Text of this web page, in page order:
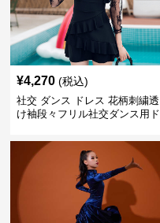
¥4,270 (税込)
社交 ダンス ドレス 花柄刺繍透
け袖段々フリル社交ダンス用ド